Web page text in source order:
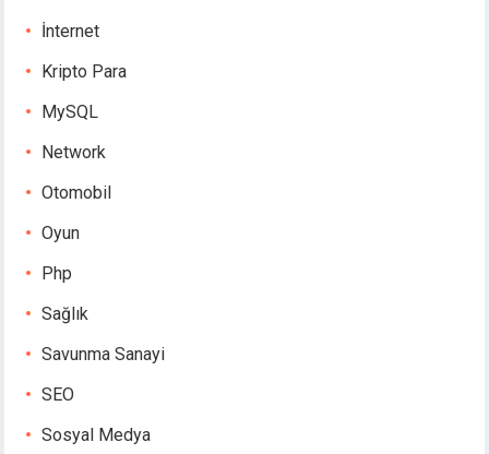
İnternet
Kripto Para
MySQL
Network
Otomobil
Oyun
Php
Sağlık
Savunma Sanayi
SEO
Sosyal Medya